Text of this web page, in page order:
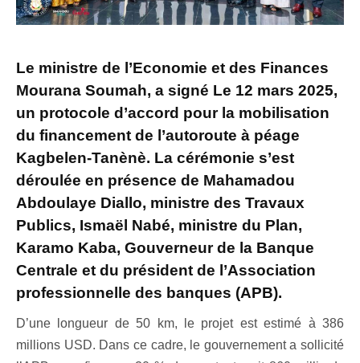
Le ministre de l’Economie et des Finances
Mourana Soumah, a signé Le 12 mars 2025,
un protocole d’accord pour la mobilisation
du financement de l’autoroute à péage
Kagbelen-Tanènè. La cérémonie s’est
déroulée en présence de Mahamadou
Abdoulaye Diallo, ministre des Travaux
Publics, Ismaël Nabé, ministre du Plan,
Karamo Kaba, Gouverneur de la Banque
Centrale et du président de l’Association
professionnelle des banques (APB).
D’une longueur de 50 km, le projet est estimé à 386
millions USD. Dans ce cadre, le gouvernement a sollicité